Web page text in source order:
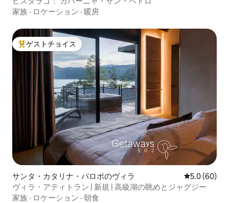
家族 · ロケーション · 暖房
大好評のゲストチョイスです。
ゲストチョイス
サンタ・カタリナ・パロポのヴィラ レビュー60
5.0 (60)
ヴィラ・アティトラン | 新規 | 高級湖の眺めとジャグジー
家族 · ロケーション · 朝食